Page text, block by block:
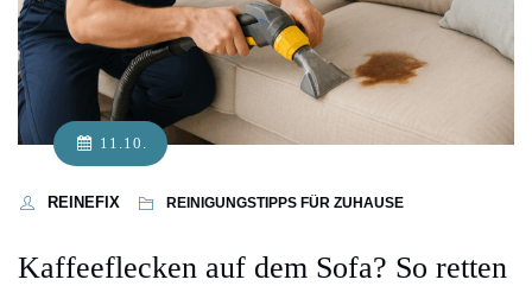
11.10.
REINEFIX REINIGUNGSTIPPS FÜR ZUHAUSE
Kaffeeflecken auf dem Sofa? So retten